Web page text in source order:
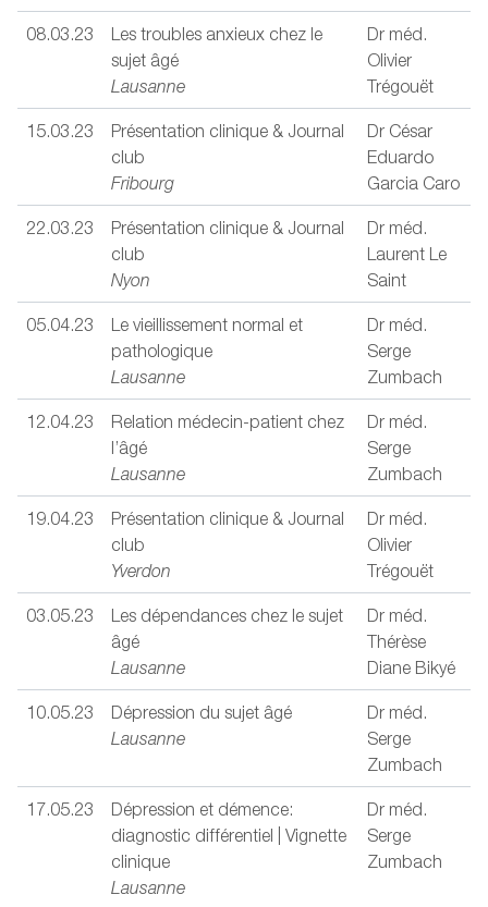
08.03.23
Les troubles anxieux chez le
sujet âgé
Lausanne
Dr méd.
Olivier
Trégouët
15.03.23
Présentation clinique & Journal
club
Fribourg
Dr César
Eduardo
Garcia Caro
22.03.23
Présentation clinique & Journal
club
Nyon
Dr méd.
Laurent Le
Saint
05.04.23
Le vieillissement normal et
pathologique
Lausanne
Dr méd.
Serge
Zumbach
12.04.23
Relation médecin-patient chez
l’âgé
Lausanne
Dr méd.
Serge
Zumbach
19.04.23
Présentation clinique & Journal
club
Yverdon
Dr méd.
Olivier
Trégouët
03.05.23
Les dépendances chez le sujet
âgé
Lausanne
Dr méd.
Thérèse
Diane Bikyé
10.05.23
Dépression du sujet âgé
Lausanne
Dr méd.
Serge
Zumbach
17.05.23
Dépression et démence:
diagnostic différentiel | Vignette
clinique
Lausanne
Dr méd.
Serge
Zumbach